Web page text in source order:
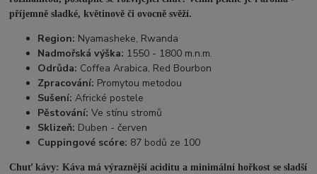
příjemně sladké, květinově či ovocně svěží.
Region: Nyamasheke, Rwanda
Nadmořská výška: 1550 - 1800 m.n.m.
Odrůda: Coffea Arabica, Red Bourbon
Zpracování: Promytou metodou
Sušení: Africké postele
Pěstování: Ve stínu stromů
Sklizeň: Duben - červen
Cuppingové scóre: 87 bodů ze 100
Chuť kávy: Káva má výraznější aciditu a minimální hořkost se sladší